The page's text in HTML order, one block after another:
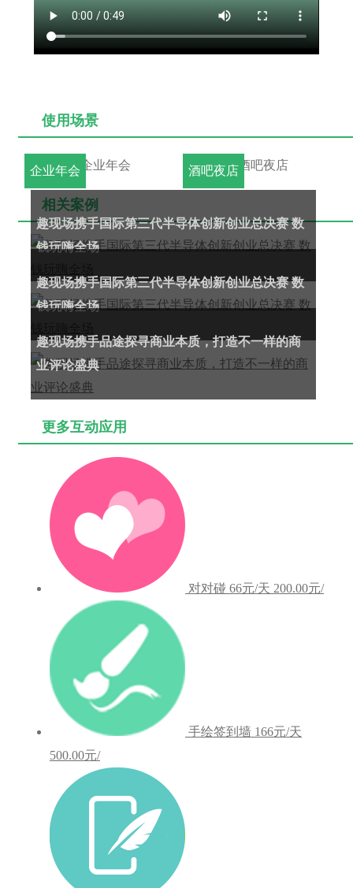
使用场景
企业年会 酒吧夜店
相关案例
趣现场携手国际第三代半导体创新创业总决赛 数
钱玩嗨全场
趣现场携手国际第三代半导体创新创业总决赛 数
钱玩嗨全场
趣现场携手品途探寻商业本质，打造不一样的商
业评论盛典
更多互动应用
对对碰 66元/天 200.00元/
手绘签到墙 166元/天
500.00元/